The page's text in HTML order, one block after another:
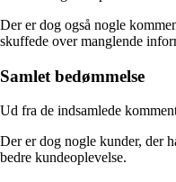
Der er dog også nogle
skuffede over manglende
Samlet bedømmelse
Ud fra de indsamlede
Der er dog nogle kunder, der
bedre kundeoplevelse.